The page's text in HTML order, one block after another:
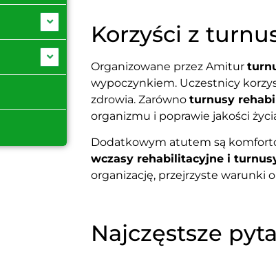
Korzyści z
Organizowane przez Amitur
wypoczynkiem. Uczestnicy
zdrowia. Zarówno turnusy
organizmu i poprawie jakości
Dodatkowym atutem są
wczasy rehabilitacyjne i
organizację, przejrzyste warunki
Najczęstsze